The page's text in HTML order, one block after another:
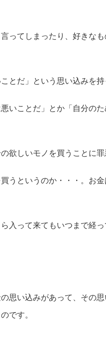
ってしまったり、好きな
とだ」という思い込みを持
いことだ」とか「自分の
欲しいモノを買うことに罪
うというのか・・・。お
入って来てもいつまで経
思い込みがあって、その
です。